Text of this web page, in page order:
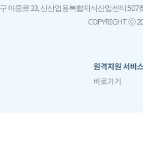
아중로 33, 신산업융복합지식산업센터
COPYRIGHT ⓒ